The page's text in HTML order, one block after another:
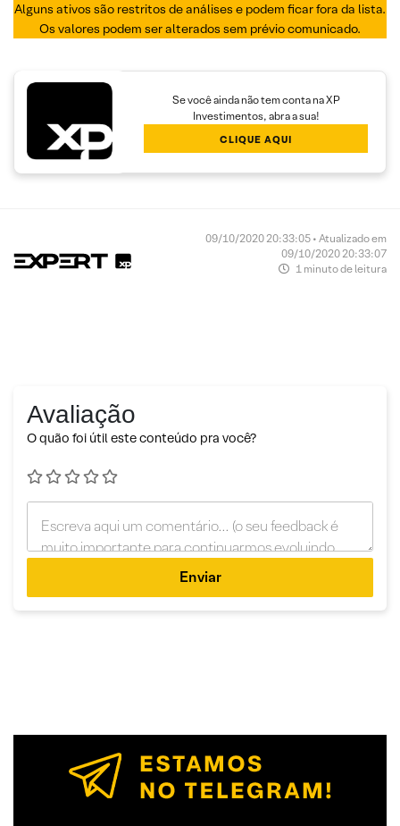
Alguns ativos são restritos de análises e podem ficar fora da lista.
Os valores podem ser alterados sem prévio comunicado.
Se você ainda não tem conta na XP
Investimentos, abra a sua!
CLIQUE AQUI
09/10/2020 20:33:05 • Atualizado em
09/10/2020 20:33:07
1 minuto de leitura
Avaliação
O quão foi útil este conteúdo pra você?
Enviar